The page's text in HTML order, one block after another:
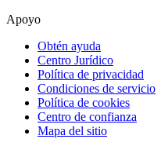
Apoyo
Obtén ayuda
Centro Jurídico
Política de privacidad
Condiciones de servicio
Política de cookies
Centro de confianza
Mapa del sitio